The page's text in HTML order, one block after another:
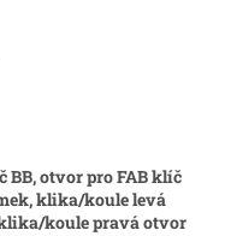
otvor pro FAB klíč
klika/koule levá
koule pravá otvor